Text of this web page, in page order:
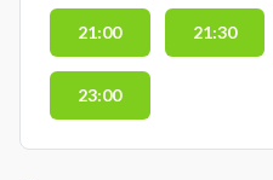
21:00 21:30
23:00